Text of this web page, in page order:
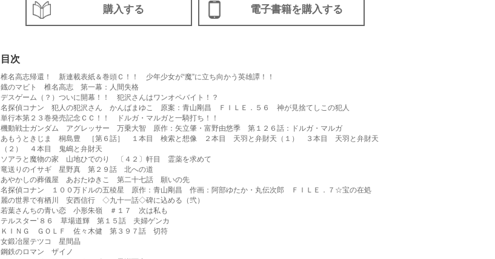
購入する 電子書籍を購入する
目次
椎名高志帰還！ 新連載表紙＆巻頭Ｃ！！ 少年少女が“魔”に立ち向かう英雄譚！！
鐡のマビト 椎名高志 第一幕：人間失格
デスゲーム（？）ついに開幕！！ 犯沢さんはワンオペバイト！？
名探偵コナン 犯人の犯沢さん かんばまゆこ 原案：青山剛昌 ＦＩＬＥ．５６ 神が見捨てしこの犯人
単行本第２３巻発売記念ＣＣ！！ ドルガ・マルガと一騎打ち！！
機動戦士ガンダム アグレッサー 万乗大智 原作：矢立肇・富野由悠季 第１２６話：ドルガ・マルガ
あもうときじま 桐島豊 ［第６話］ １本目 検索と想像 ２本目 天羽と弁財天（１） ３本目 天羽と弁財天
（２） ４本目 鬼嶋と弁財天
ソアラと魔物の家 山地ひでのり 〔４２〕軒目 霊薬を求めて
竜送りのイサギ 星野真 第２９話 北への道
あやかしの葬儀屋 あおたゆきこ 第二十七話 願いの先
名探偵コナン １００万ドルの五稜星 原作：青山剛昌 作画：阿部ゆたか・丸伝次郎 ＦＩＬＥ．７☆宝の在処
麗の世界で有栖川 安西信行 ◇九十一話◇碑に込める（弐）
若葉さんちの青い恋 小形朱嶺 ＃１７ 次は私も
テルスター’８６ 草場道輝 第１５話 夫婦ゲンカ
ＫＩＮＧ ＧＯＬＦ 佐々木健 第３９７話 切符
女鍛冶屋テツコ 星間晶
鋼鉄のロマン ザイノ